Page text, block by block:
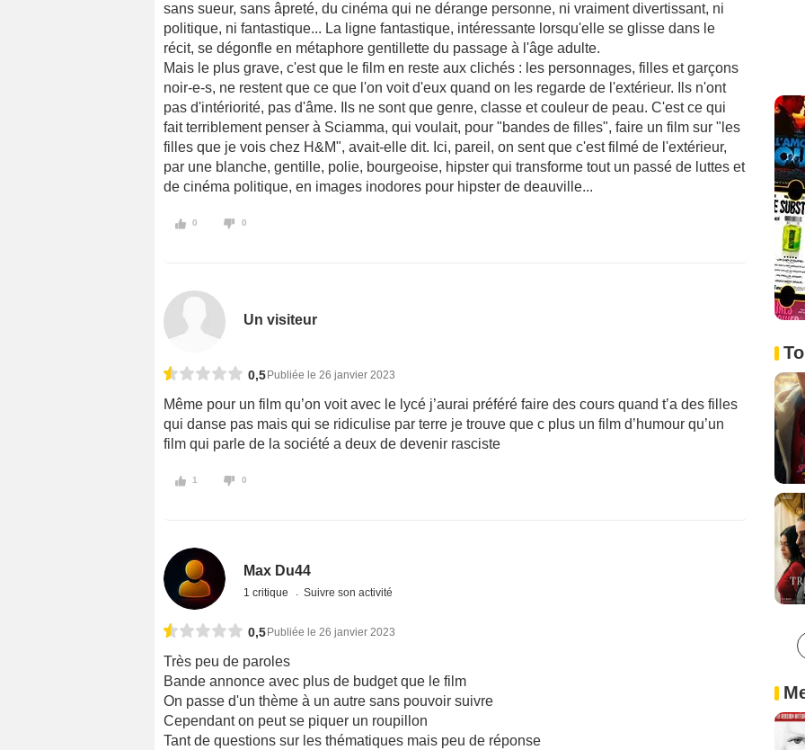
sans sueur, sans âpreté, du cinéma qui ne dérange personne, ni vraiment divertissant, ni
politique, ni fantastique... La ligne fantastique, intéressante lorsqu'elle se glisse dans le
récit, se dégonfle en métaphore gentillette du passage à l'âge adulte.
Mais le plus grave, c'est que le film en reste aux clichés : les personnages, filles et garçons
noir-e-s, ne restent que ce que l'on voit d'eux quand on les regarde de l'extérieur. Ils n'ont
pas d'intériorité, pas d'âme. Ils ne sont que genre, classe et couleur de peau. C'est ce qui
fait terriblement penser à Sciamma, qui voulait, pour "bandes de filles", faire un film sur "les
filles que je vois chez H&M", avait-elle dit. Ici, pareil, on sent que c'est filmé de l'extérieur,
par une blanche, gentille, polie, bourgeoise, hipster qui transforme tout un passé de luttes et
de cinéma politique, en images inodores pour hipster de deauville...
0 0
Un visiteur
0,5Publiée le 26 janvier 2023
Même pour un film qu’on voit avec le lycé j’aurai préféré faire des cours quand t’a des filles
qui danse pas mais qui se ridiculise par terre je trouve que c plus un film d’humour qu’un
film qui parle de la société a deux de devenir rasciste
1 0
Max Du44
1 critique Suivre son activité
0,5Publiée le 26 janvier 2023
Très peu de paroles
Bande annonce avec plus de budget que le film
On passe d'un thème à un autre sans pouvoir suivre
Cependant on peut se piquer un roupillon
Tant de questions sur les thématiques mais peu de réponse